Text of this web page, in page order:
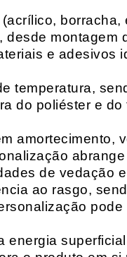
borracha,
desde montagem
e adesivos
temperatura,
do poliéster e do
amortecimento,
abrange
de vedação
ao rasgo,
pode
energia